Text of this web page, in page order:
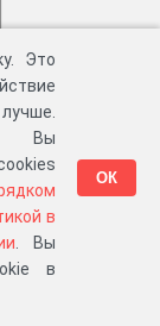
Это
Вы
в
. Вы
в
ОК